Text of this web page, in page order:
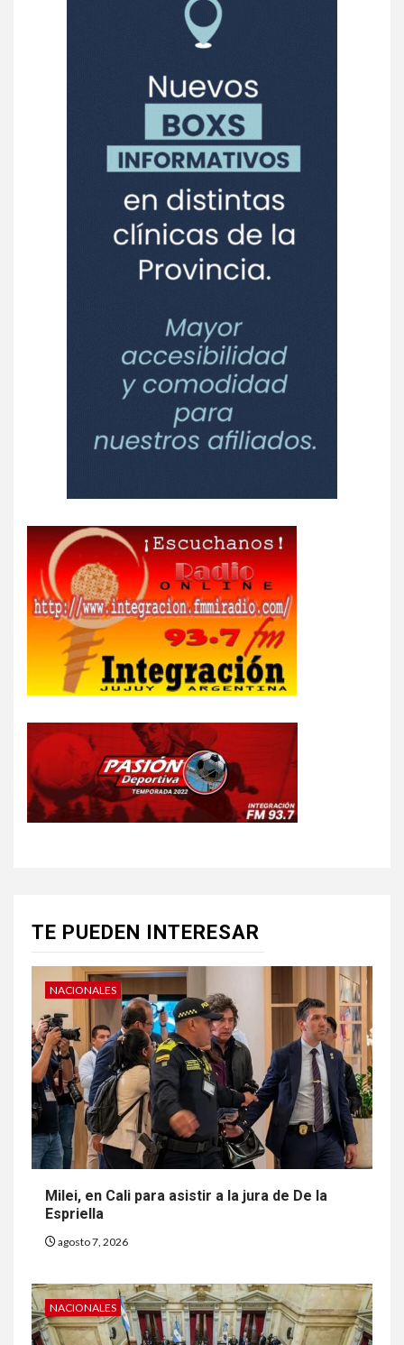
TE PUEDEN INTERESAR
NACIONALES
Milei, en Cali para asistir a la jura de De la
Espriella
agosto 7, 2026
NACIONALES